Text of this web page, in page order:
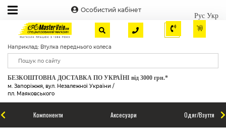
Особистий кабінет
Рус Укр
Наприклад: Втулка переднього колеса
БЕЗКОШТОВНА ДОСТАВКА ПО УКРАЇНІ від 3000 грн.*
м. Запоріжжя, вул. Незалежної України /
пл. Маяковського
Компоненти Аксесуари Одяг/Взуття